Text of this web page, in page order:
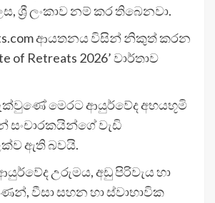
ශ්‍රී ලංකාව නම් කර තිබෙනවා.
ආයතනය විසින් නිකුත් කරන
of Retreats 2026’ වාර්තාව
මෙරට ආයුර්වේද අභයභූමි
වැඩි
ඇති බවයි.
උරුමය, අඩු පිරිවැය හා
වීසා සහන හා ස්වාභාවික